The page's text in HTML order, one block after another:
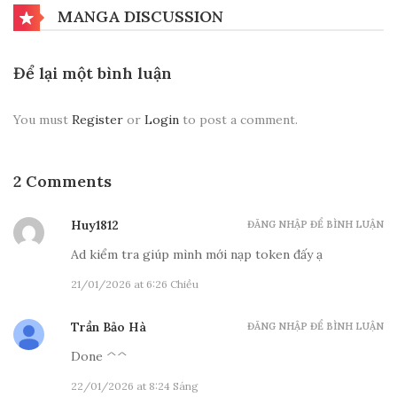
Hồi 126.7 - Vô Thượng Thiên Ma Kiếm
Hồi 126.5 - Vô Thượng Thiên Ma Kiếm
01/08/2026
Hồi 126.4 - Vô Thượng Thiên Ma Kiếm
MANGA DISCUSSION
Để lại một bình luận
You must Register or Login to post a comment.
2 Comments
Huy1812
Ad kiểm tra giúp mình mới nạp token đấy ạ
21/01/2026 at 6:26 Chiều
ĐĂNG NHẬP ĐỂ BÌNH LUẬN
Trần Bảo Hà
Done ^^
22/01/2026 at 8:24 Sáng
ĐĂNG NHẬP ĐỂ BÌNH LUẬN